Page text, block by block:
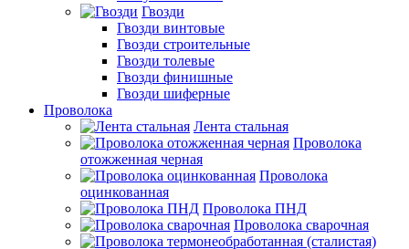
Гвозди
Гвозди винтовые
Гвозди строительные
Гвозди толевые
Гвозди финишные
Гвозди шиферные
Проволока
Лента стальная
Проволока
отожженная черная
Проволока
оцинкованная
Проволока ПНД
Проволока сварочная